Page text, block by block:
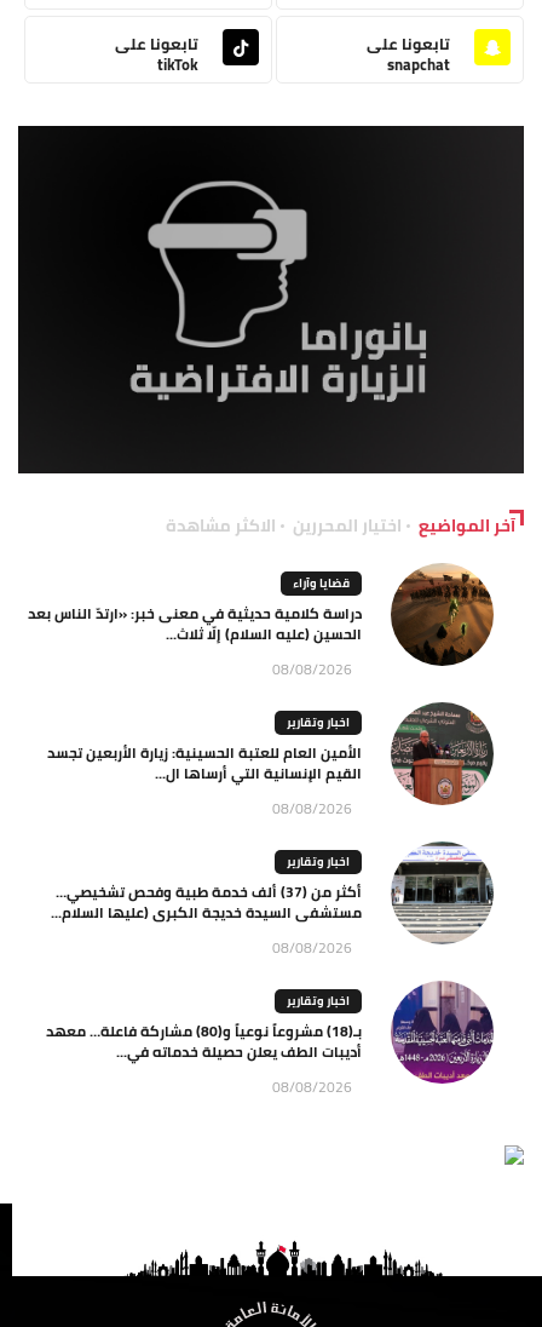
تابعونا على
snapchat
تابعونا على
tikTok
آخر المواضيع اختيار المحررين الاكثر مشاهدة
قضايا وآراء
دراسة كلامية حديثية في معنى خبر: «ارتدّ الناس بعد
الحسين (عليه السلام) إلّا ثلاث...
08/08/2026
اخبار وتقارير
الأمين العام للعتبة الحسينية: زيارة الأربعين تجسد
القيم الإنسانية التي أرساها ال...
08/08/2026
اخبار وتقارير
أكثر من (37) ألف خدمة طبية وفحص تشخيصي…
مستشفى السيدة خديجة الكبرى (عليها السلام...
08/08/2026
اخبار وتقارير
بـ(18) مشروعاً نوعياً و(80) مشاركة فاعلة… معهد
أديبات الطف يعلن حصيلة خدماته في...
08/08/2026